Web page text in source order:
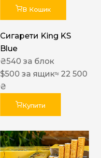
В Кошик
Сигарети King KS
Blue
₴540 за блок
$500 за ящик≈ 22 500
₴
Купити